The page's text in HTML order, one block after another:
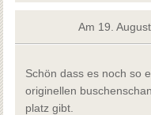
Am 19.
Schön dass es noch so
originellen
platz gibt.